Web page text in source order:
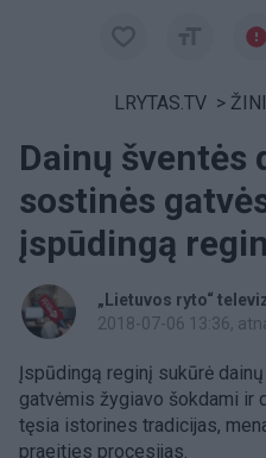
LRYTAS.TV >
Dainų šventės
sostinės
įspūdingą
„Lietuvos ryto“
2018-07-06 13:36,
Įspūdingą reginį sukūrė
gatvėmis žygiavo šokdami ir
tęsia istorines tradicijas,
praeities procesijas.